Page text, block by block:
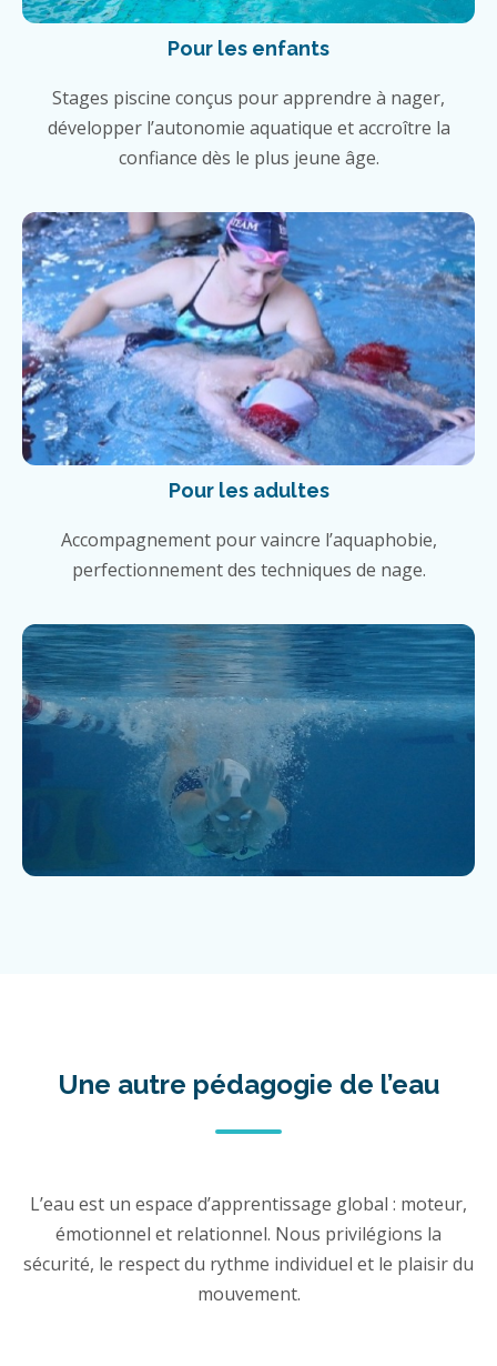
Pour les enfants
Stages piscine conçus pour apprendre à nager,
développer l’autonomie aquatique et accroître la
confiance dès le plus jeune âge.
Pour les adultes
Accompagnement pour vaincre l’aquaphobie,
perfectionnement des techniques de nage.
Une autre pédagogie de l’eau
L’eau est un espace d’apprentissage global : moteur,
émotionnel et relationnel. Nous privilégions la
sécurité, le respect du rythme individuel et le plaisir du
mouvement.